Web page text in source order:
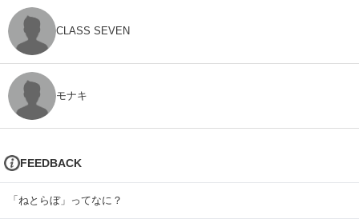
CLASS SEVEN
モナキ
FEEDBACK
「ねとらぼ」ってなに？